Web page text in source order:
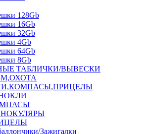
128Gb
16Gb
32Gb
4Gb
64Gb
8Gb
ТАБЛИЧКИ/ВЫВЕСКИ
Зажигалки